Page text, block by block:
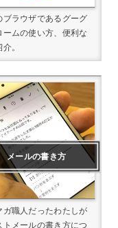
ブラウザであるグーグ
ームの使い方、便利な
。
メールの書き方
ガ職人だったわたしが
トメールの書き方につ